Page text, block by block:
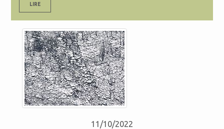
LIRE
11/10/2022